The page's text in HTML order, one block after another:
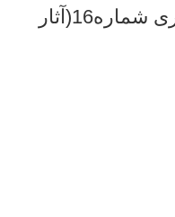
نام دوره : استاندارد حسابداری شماره16(آثار